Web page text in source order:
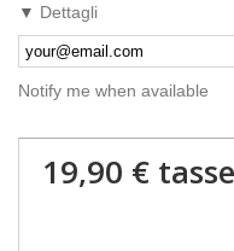
Dettagli
Notify me when available
19,90 €